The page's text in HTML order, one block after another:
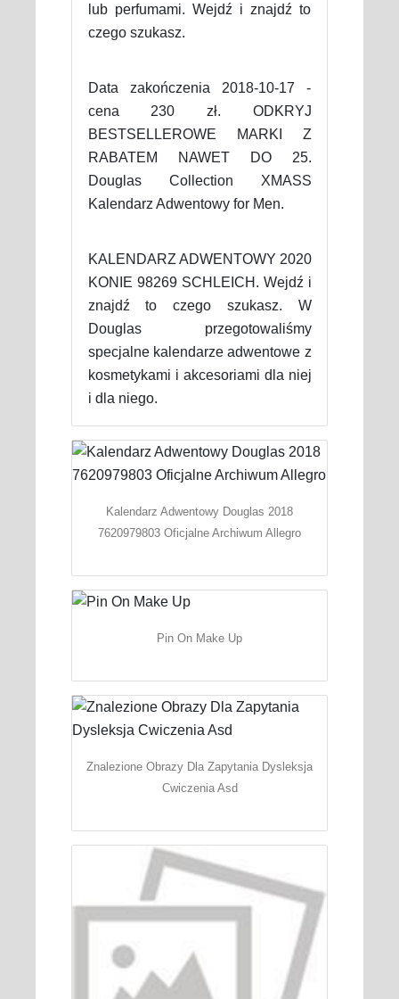
lub perfumami. Wejdź i znajdź to
czego szukasz.
Data zakończenia 2018-10-17 -
cena 230 zł. ODKRYJ
BESTSELLEROWE MARKI Z
RABATEM NAWET DO 25.
Douglas Collection XMASS
Kalendarz Adwentowy for Men.
KALENDARZ ADWENTOWY 2020
KONIE 98269 SCHLEICH. Wejdź i
znajdź to czego szukasz. W
Douglas przegotowaliśmy
specjalne kalendarze adwentowe z
kosmetykami i akcesoriami dla niej
i dla niego.
Kalendarz Adwentowy Douglas 2018
7620979803 Oficjalne Archiwum Allegro
Pin On Make Up
Znalezione Obrazy Dla Zapytania Dysleksja
Cwiczenia Asd